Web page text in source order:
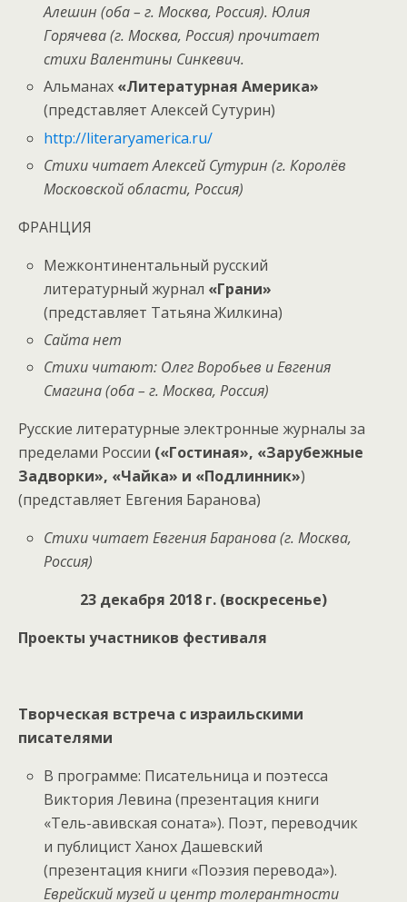
Алешин (оба – г. Москва, Россия). Юлия
Горячева (г. Москва, Россия) прочитает
стихи Валентины Синкевич.
Альманах «Литературная Америка»
(представляет Алексей Сутурин)
http://literaryamerica.ru/
Стихи читает Алексей Сутурин (г. Королёв
Московской области, Россия)
ФРАНЦИЯ
Межконтинентальный русский
литературный журнал «Грани»
(представляет Татьяна Жилкина)
Сайта нет
Стихи читают: Олег Воробьев и Евгения
Смагина (оба – г. Москва, Россия)
Русские литературные электронные журналы за
пределами России («Гостиная», «Зарубежные
Задворки», «Чайка» и «Подлинник»)
(представляет Евгения Баранова)
Стихи читает Евгения Баранова (г. Москва,
Россия)
23 декабря 2018 г. (воскресенье)
Проекты участников фестиваля
Творческая встреча с израильскими
писателями
В программе: Писательница и поэтесса
Виктория Левина (презентация книги
«Тель-авивская соната»). Поэт, переводчик
и публицист Ханох Дашевский
(презентация книги «Поэзия перевода»).
Еврейский музей и центр толерантности